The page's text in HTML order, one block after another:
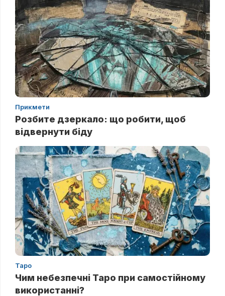
Прикмети
Розбите дзеркало: що робити, щоб
відвернути біду
Таро
Чим небезпечні Таро при самостійному
використанні?